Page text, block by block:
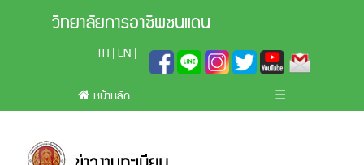
วิทยาลัยการอาชีพชนแดน
TH EN
หน้าหลัก ☰